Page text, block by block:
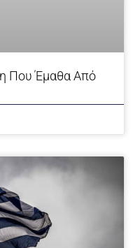
Που Έμαθα Από